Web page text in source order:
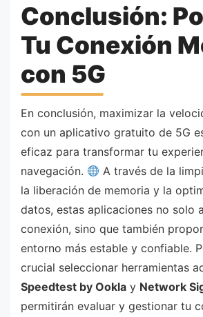
Conclusión:
Tu Conexión
con 5G
En conclusión, maximizar la
con un aplicativo gratuito de 5G
eficaz para transformar tu
navegación.
A través de la
la liberación de memoria y la
datos, estas aplicaciones no solo
conexión, sino que también
entorno más estable y confiable.
crucial seleccionar herramientas
Speedtest by Ookla y Network
permitirán evaluar y gestionar tu